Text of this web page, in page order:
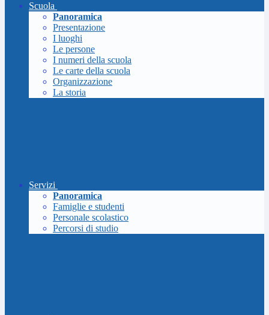
Scuola
Panoramica
Presentazione
I luoghi
Le persone
I numeri della scuola
Le carte della scuola
Organizzazione
La storia
Servizi
Panoramica
Famiglie e studenti
Personale scolastico
Percorsi di studio